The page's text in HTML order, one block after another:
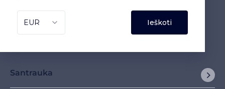
Santrauka